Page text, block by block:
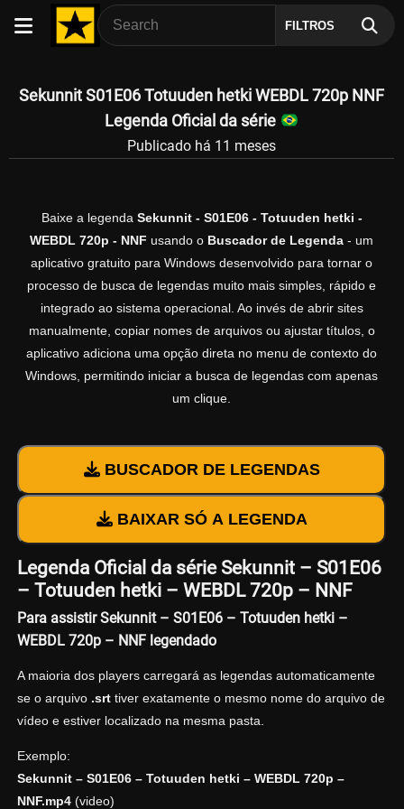
FILTROS
Sekunnit S01E06 Totuuden hetki WEBDL 720p NNF
Legenda Oficial da série
Publicado há 11 meses
Baixe a legenda Sekunnit - S01E06 - Totuuden hetki -
WEBDL 720p - NNF usando o Buscador de Legenda - um
aplicativo gratuito para Windows desenvolvido para tornar o
processo de busca de legendas muito mais simples, rápido e
integrado ao sistema operacional. Ao invés de abrir sites
manualmente, copiar nomes de arquivos ou ajustar títulos, o
aplicativo adiciona uma opção direta no menu de contexto do
Windows, permitindo iniciar a busca de legendas com apenas
um clique.
BUSCADOR DE LEGENDAS
BAIXAR SÓ A LEGENDA
Legenda Oficial da série Sekunnit – S01E06
– Totuuden hetki – WEBDL 720p – NNF
Para assistir Sekunnit – S01E06 – Totuuden hetki –
WEBDL 720p – NNF legendado
A maioria dos players carregará as legendas automaticamente
se o arquivo .srttiver exatamente o mesmo nome do arquivo de
vídeo e estiver localizado na mesma pasta.
Exemplo:
Sekunnit – S01E06 – Totuuden hetki – WEBDL 720p –
NNF.mp4(video)